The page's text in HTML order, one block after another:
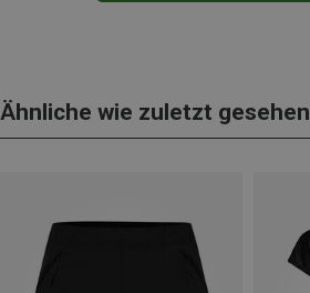
Ähnliche wie zuletzt gesehen